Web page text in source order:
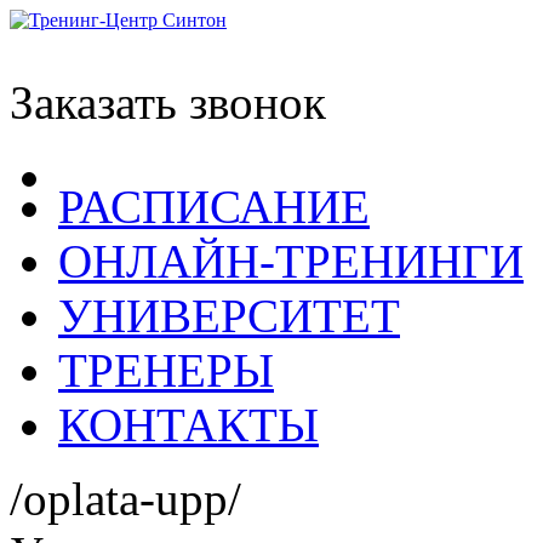
Заказать звонок
РАСПИСАНИЕ
ОНЛАЙН-ТРЕНИНГИ
УНИВЕРСИТЕТ
ТРЕНЕРЫ
КОНТАКТЫ
/oplata-upp/